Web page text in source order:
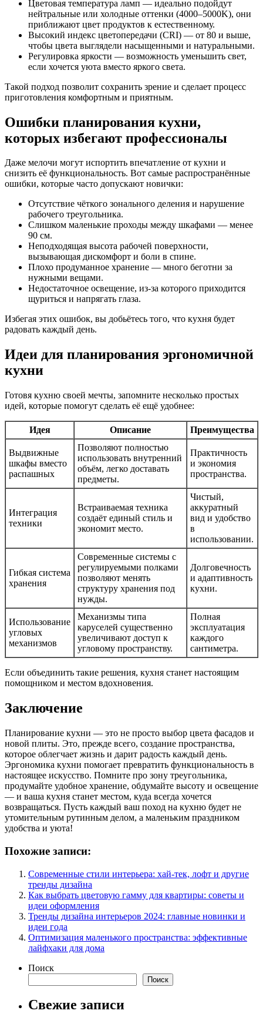
Цветовая температура ламп — идеально подойдут
нейтральные или холодные оттенки (4000–5000K), они
приближают цвет продуктов к естественному.
Высокий индекс цветопередачи (CRI) — от 80 и выше,
чтобы цвета выглядели насыщенными и натуральными.
Регулировка яркости — возможность уменьшить свет,
если хочется уюта вместо яркого света.
Такой подход позволит сохранить зрение и сделает процесс
приготовления комфортным и приятным.
Ошибки планирования кухни,
которых избегают профессионалы
Даже мелочи могут испортить впечатление от кухни и
снизить её функциональность. Вот самые распространённые
ошибки, которые часто допускают новички:
Отсутствие чёткого зонального деления и нарушение
рабочего треугольника.
Слишком маленькие проходы между шкафами — менее
90 см.
Неподходящая высота рабочей поверхности,
вызывающая дискомфорт и боли в спине.
Плохо продуманное хранение — много беготни за
нужными вещами.
Недостаточное освещение, из-за которого приходится
щуриться и напрягать глаза.
Избегая этих ошибок, вы добьётесь того, что кухня будет
радовать каждый день.
Идеи для планирования эргономичной
кухни
Готовя кухню своей мечты, запомните несколько простых
идей, которые помогут сделать её ещё удобнее:
Идея Описание Преимущества
Выдвижные
шкафы вместо
распашных
Позволяют полностью
использовать внутренний
объём, легко доставать
предметы.
Практичность
и экономия
пространства.
Интеграция
техники
Встраиваемая техника
создаёт единый стиль и
экономит место.
Чистый,
аккуратный
вид и удобство
в
использовании.
Гибкая система
хранения
Современные системы с
регулируемыми полками
позволяют менять
структуру хранения под
нужды.
Долговечность
и адаптивность
кухни.
Использование
угловых
механизмов
Механизмы типа
каруселей существенно
увеличивают доступ к
угловому пространству.
Полная
эксплуатация
каждого
сантиметра.
Если объединить такие решения, кухня станет настоящим
помощником и местом вдохновения.
Заключение
Планирование кухни — это не просто выбор цвета фасадов и
новой плиты. Это, прежде всего, создание пространства,
которое облегчает жизнь и дарит радость каждый день.
Эргономика кухни помогает превратить функциональность в
настоящее искусство. Помните про зону треугольника,
продумайте удобное хранение, обдумайте высоту и освещение
— и ваша кухня станет местом, куда всегда хочется
возвращаться. Пусть каждый ваш поход на кухню будет не
утомительным рутинным делом, а маленьким праздником
удобства и уюта!
Похожие записи:
Современные стили интерьера: хай-тек, лофт и другие
тренды дизайна
Как выбрать цветовую гамму для квартиры: советы и
идеи оформления
Тренды дизайна интерьеров 2024: главные новинки и
идеи года
Оптимизация маленького пространства: эффективные
лайфхаки для дома
Поиск
Поиск
Свежие записи